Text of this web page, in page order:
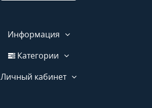
Информация
Категории
Личный кабинет